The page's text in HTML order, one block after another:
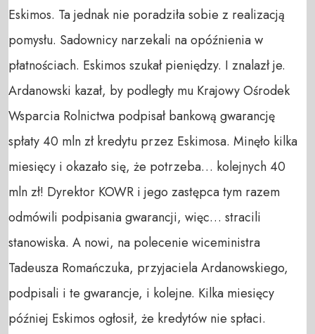
Eskimos. Ta jednak nie poradziła sobie z realizacją
pomysłu. Sadownicy narzekali na opóźnienia w
płatnościach. Eskimos szukał pieniędzy. I znalazł je.
Ardanowski kazał, by podległy mu Krajowy Ośrodek
Wsparcia Rolnictwa podpisał bankową gwarancję
spłaty 40 mln zł kredytu przez Eskimosa. Minęło kilka
miesięcy i okazało się, że potrzeba… kolejnych 40
mln zł! Dyrektor KOWR i jego zastępca tym razem
odmówili podpisania gwarancji, więc… stracili
stanowiska. A nowi, na polecenie wiceministra
Tadeusza Romańczuka, przyjaciela Ardanowskiego,
podpisali i te gwarancje, i kolejne. Kilka miesięcy
później Eskimos ogłosił, że kredytów nie spłaci.